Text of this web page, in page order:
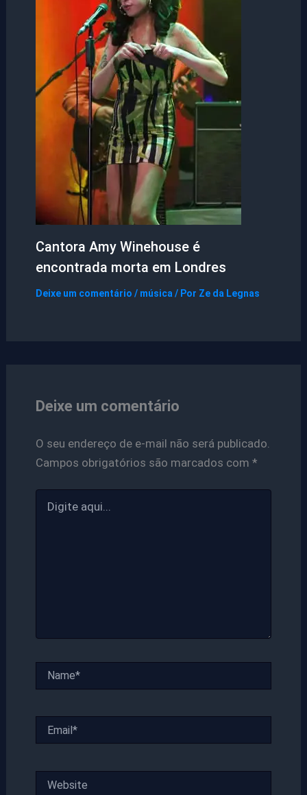
Cantora Amy Winehouse é
encontrada morta em Londres
Deixe um comentário / música / Por Ze da Legnas
Deixe um comentário
O seu endereço de e-mail não será publicado.
Campos obrigatórios são marcados com *
aqui...